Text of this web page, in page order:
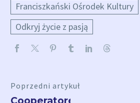
Franciszkański Ośrodek Kultury
Odkryj życie z pasją
Poprzedni artykuł